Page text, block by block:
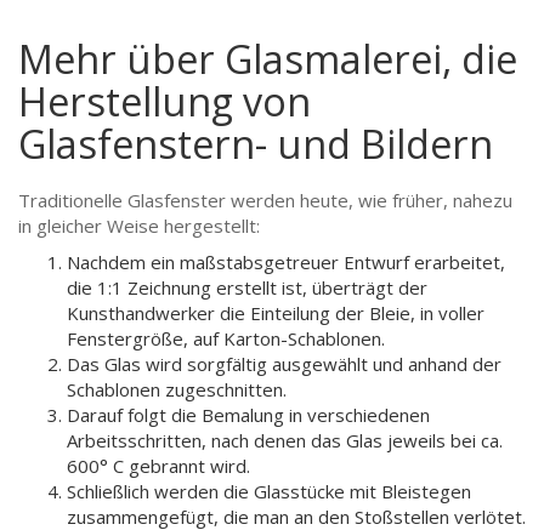
Mehr über Glasmalerei, die
Herstellung von
Glasfenstern- und Bildern
Traditionelle Glasfenster werden heute, wie früher, nahezu
in gleicher Weise hergestellt:
Nachdem ein maßstabsgetreuer Entwurf erarbeitet,
die 1:1 Zeichnung erstellt ist, überträgt der
Kunsthandwerker die Einteilung der Bleie, in voller
Fenstergröße, auf Karton-Schablonen.
Das Glas wird sorgfältig ausgewählt und anhand der
Schablonen zugeschnitten.
Darauf folgt die Bemalung in verschiedenen
Arbeitsschritten, nach denen das Glas jeweils bei ca.
600° C gebrannt wird.
Schließlich werden die Glasstücke mit Bleistegen
zusammengefügt, die man an den Stoßstellen verlötet.